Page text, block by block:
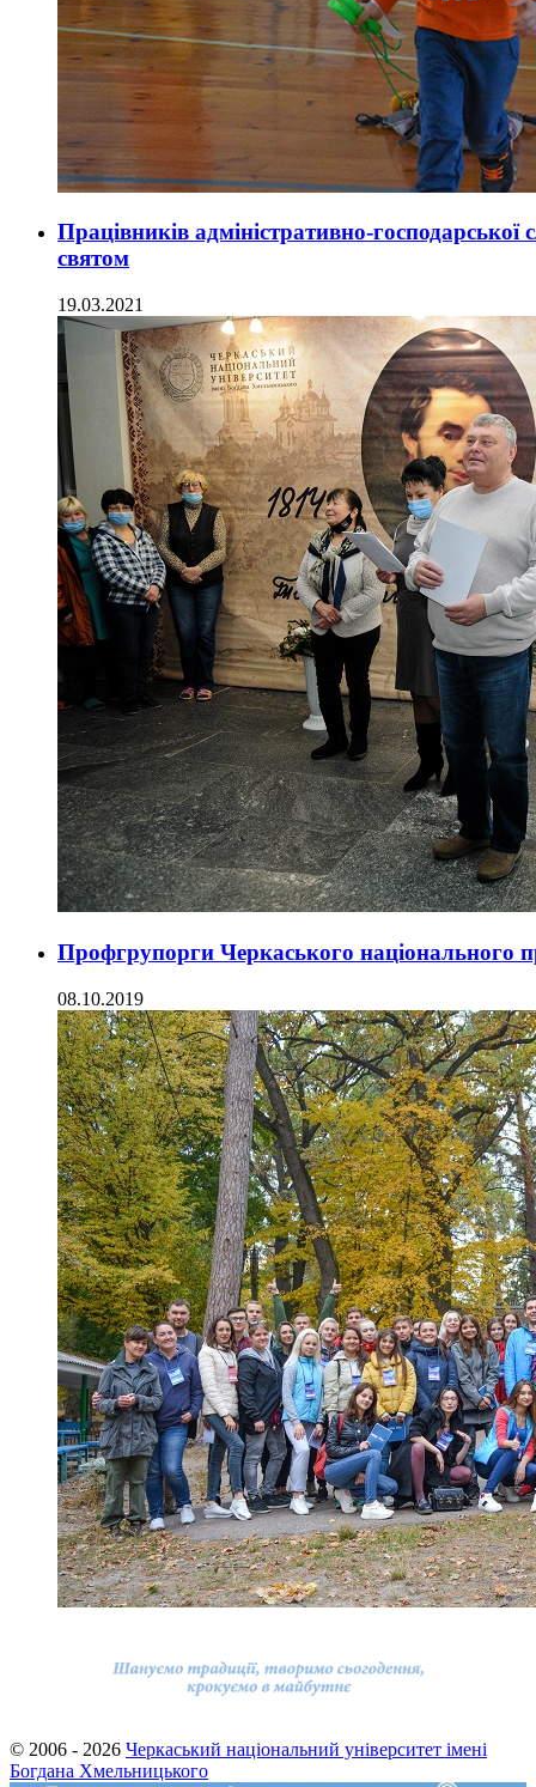
Працівників адміністративно-
святом
19.03.2021
Профгрупорги Черкаського національного
08.10.2019
© 2006 - 2026 Черкаський національний університет імені
Богдана Хмельницького